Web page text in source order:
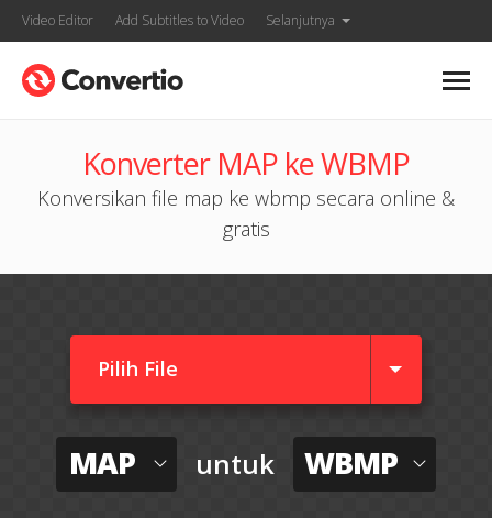
Video Editor Add Subtitles to Video Selanjutnya
Konverter MAP ke WBMP
Konversikan file map ke wbmp secara online &
gratis
Pilih File
MAP untuk WBMP